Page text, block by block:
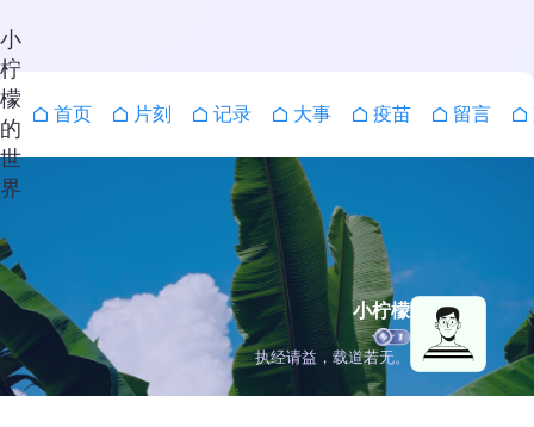
小
柠
檬
的
世
界
首页 片刻 记录 大事 疫苗 留言
小柠檬
执经请益，载道若无。